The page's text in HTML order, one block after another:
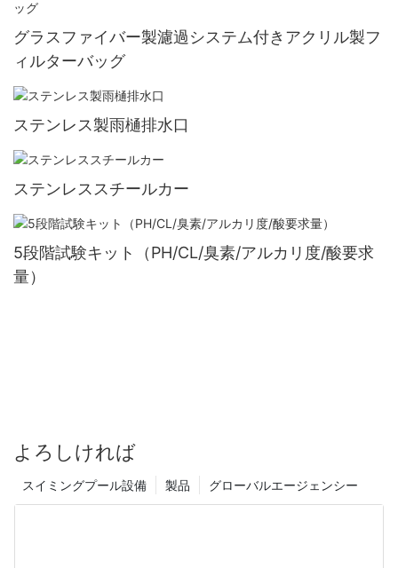
グラスファイバー製濾過システム付きアクリル製フ
ィルターバッグ
ステンレス製雨樋排水口
ステンレススチールカー
5段階試験キット（PH/CL/臭素/アルカリ度/酸要求
量）
よろしければ
グローバルエージェンシー
製品
スイミングプール設備